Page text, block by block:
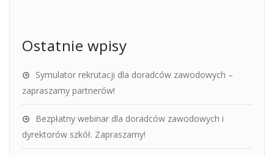
Ostatnie wpisy
Symulator rekrutacji dla doradców zawodowych –
zapraszamy partnerów!
Bezpłatny webinar dla doradców zawodowych i
dyrektorów szkół. Zapraszamy!